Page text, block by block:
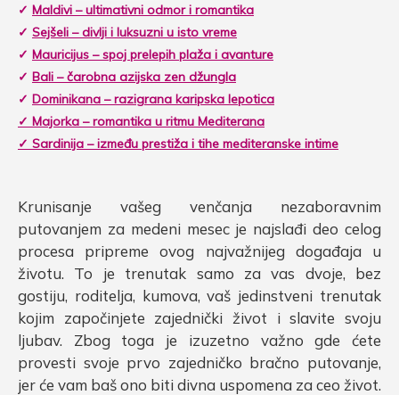
✓ Maldivi – ultimativni odmor i romantika
✓ Sejšeli – divlji i luksuzni u isto vreme
✓ Mauricijus – spoj prelepih plaža i avanture
✓ Bali – čarobna azijska zen džungla
✓ Dominikana – razigrana karipska lepotica
✓ Majorka – romantika u ritmu Mediterana
✓ Sardinija – između prestiža i tihe mediteranske intime
Krunisanje vašeg venčanja nezaboravnim
putovanjem za medeni mesec je najslađi deo celog
procesa pripreme ovog najvažnijeg događaja u
životu. To je trenutak samo za vas dvoje, bez
gostiju, roditelja, kumova, vaš jedinstveni trenutak
kojim započinjete zajednički život i slavite svoju
ljubav. Zbog toga je izuzetno važno gde ćete
provesti svoje prvo zajedničko bračno putovanje,
jer će vam baš ono biti divna uspomena za ceo život.